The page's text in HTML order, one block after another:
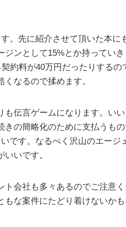
。先に紹介させて頂いた本に
ンとして15%とか持ってい
約料が40万円だったりするの
なるので揉めます。
伝言ゲームになります。いい
の簡略化のために支払うも
です。なるべく沢山のエージ
いです。
会社も多々あるのでご注意
な案件にたどり着けないか